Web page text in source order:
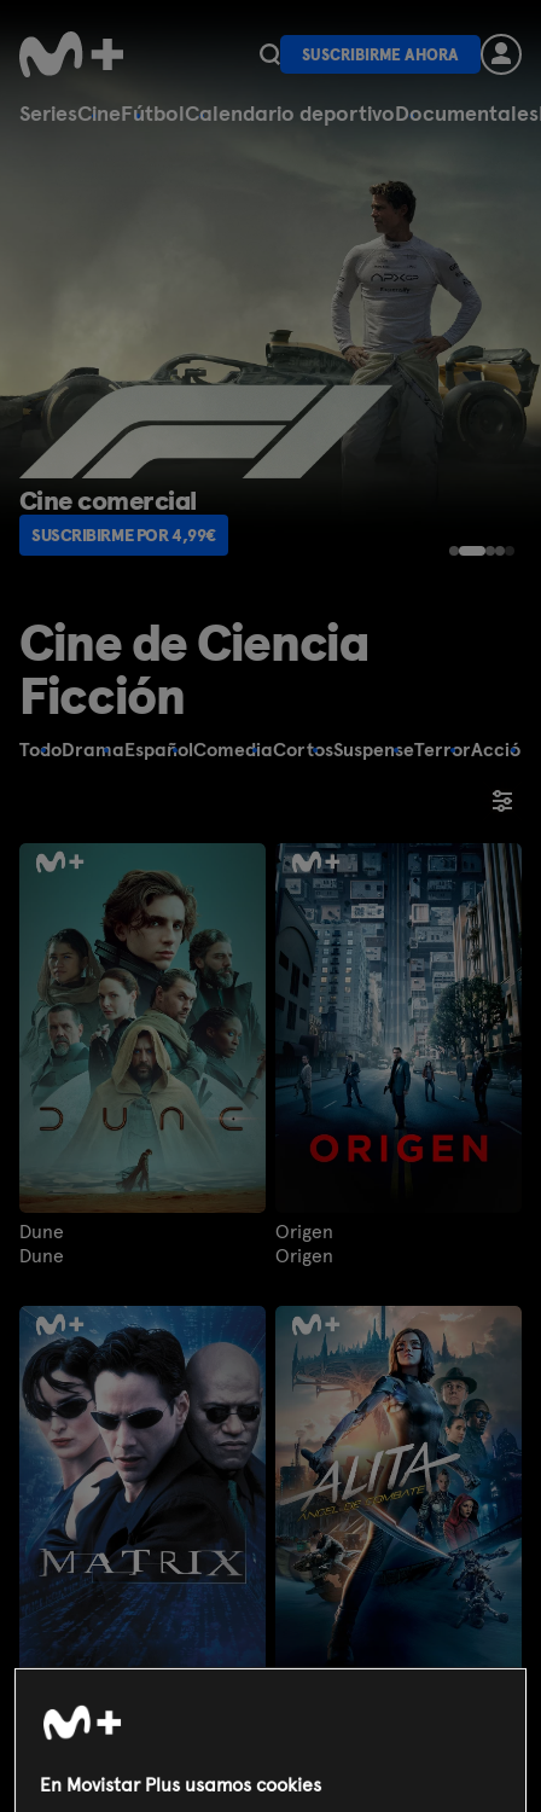
SeriesCineFútbolCalendario deportivoDocumentales
SUSCRIBIRME AHORA
Cine para todos los sustos
SUSCRIBIRME POR 4,99€
Cine de Ciencia
Ficción
TodoDramaEspañolComediaCortosSuspenseTerrorAcción
Dune
Dune
Origen
Origen
Matrix
En Movistar Plus usamos cookies